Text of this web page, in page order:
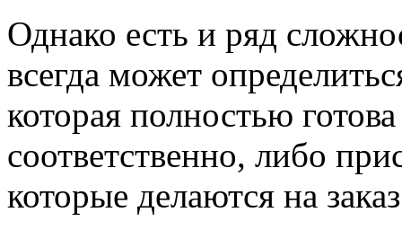
Однако есть и ряд
всегда может
которая полностью
соответственно, либо
которые делаются на